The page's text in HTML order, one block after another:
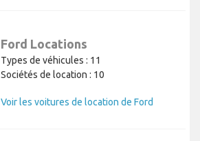
Ford Locations
Types de véhicules : 11
Sociétés de location : 10
Voir les voitures de location de Ford